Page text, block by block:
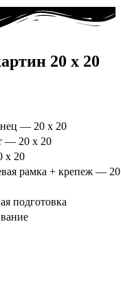
20 x 20
— 20 x 20
— 20 x 20
x 20
рамка + крепеж —
подготовка